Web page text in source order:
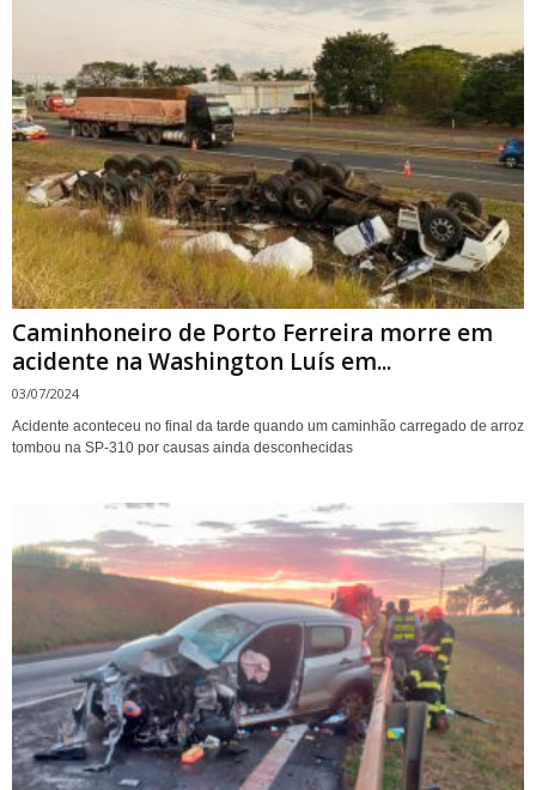
Caminhoneiro de Porto Ferreira morre em
acidente na Washington Luís em...
03/07/2024
Acidente aconteceu no final da tarde quando um caminhão carregado de arroz
tombou na SP-310 por causas ainda desconhecidas